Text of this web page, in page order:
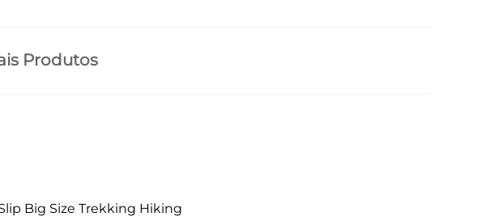
Produtos
Big Size Trekking Hiking